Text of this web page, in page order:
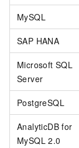
MySQL
SAP HANA
Microsoft SQL
Server
PostgreSQL
AnalyticDB for
MySQL 2.0